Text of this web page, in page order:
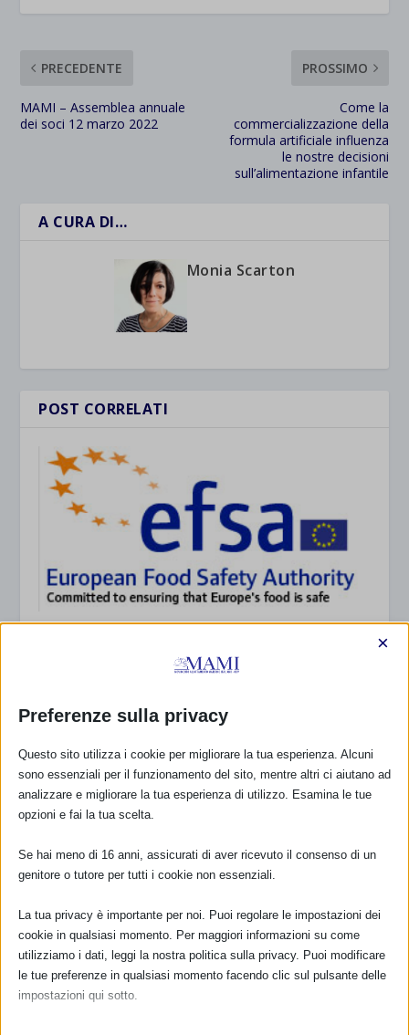
PRECEDENTE
MAMI – Assemblea annuale
dei soci 12 marzo 2022
PROSSIMO
Come la
commercializzazione della
formula artificiale influenza
le nostre decisioni
sull’alimentazione infantile
A CURA DI…
Monia Scarton
POST CORRELATI
dietary intakes of infants and young children in
the European Union
“Giornata nazionale per la promozione
dell’allattamento al seno”
12 Dicembre 2019
Preferenze sulla privacy
×
Questo sito utilizza i cookie per migliorare la tua esperienza. Alcuni
sono essenziali per il funzionamento del sito, mentre altri ci aiutano ad
analizzare e migliorare la tua esperienza di utilizzo. Esamina le tue
opzioni e fai la tua scelta.
Se hai meno di 16 anni, assicurati di aver ricevuto il consenso di un
genitore o tutore per tutti i cookie non essenziali.
La tua privacy è importante per noi. Puoi regolare le impostazioni dei
cookie in qualsiasi momento. Per maggiori informazioni su come
utilizziamo i dati, leggi la nostra politica sulla privacy. Puoi modificare
le tue preferenze in qualsiasi momento facendo clic sul pulsante delle
impostazioni qui sotto.